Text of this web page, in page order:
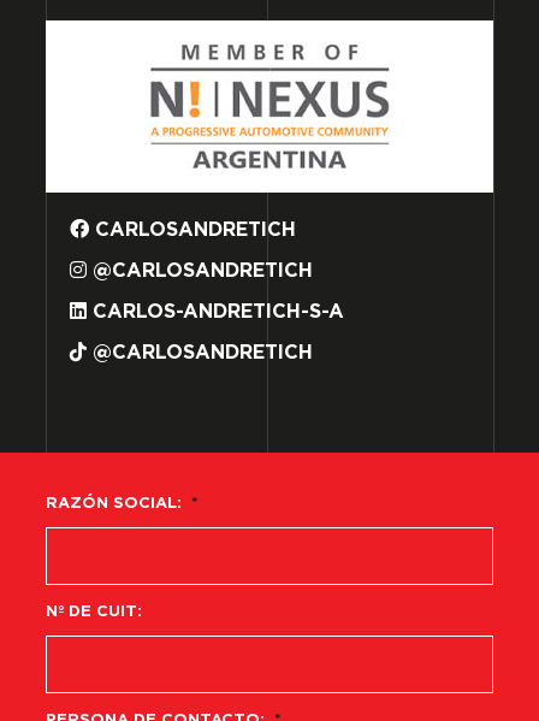
CARLOSANDRETICH
@CARLOSANDRETICH
CARLOS-ANDRETICH-S-A
@CARLOSANDRETICH
RAZÓN SOCIAL: *
Nº DE CUIT: